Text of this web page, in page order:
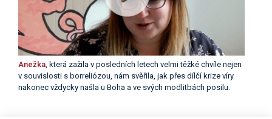
Anežka, která zažila v posledních letech velmi těžké chvíle nejen
v souvislosti s borreliózou, nám svěřila, jak přes dílčí krize víry
nakonec vždycky našla u Boha a ve svých modlitbách posilu.